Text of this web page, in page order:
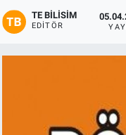
TE BILISIM
EDITÖR
Haberleri